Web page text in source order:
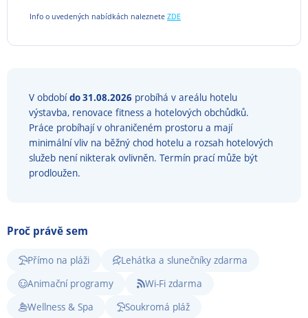
Info o uvedených nabídkách naleznete ZDE
V obdobído 31.08.2026 probíhá v areálu hotelu
výstavba, renovace fitness a hotelových obchůdků.
Práce probíhají v ohraničeném prostoru a mají
minimální vliv na běžný chod hotelu a rozsah hotelových
služeb není nikterak ovlivněn. Termín prací může být
prodloužen.
Proč právě sem
Přímo na pláži
Lehátka a slunečníky zdarma
Animační programy
Wi-Fi zdarma
Wellness & Spa
Soukromá pláž